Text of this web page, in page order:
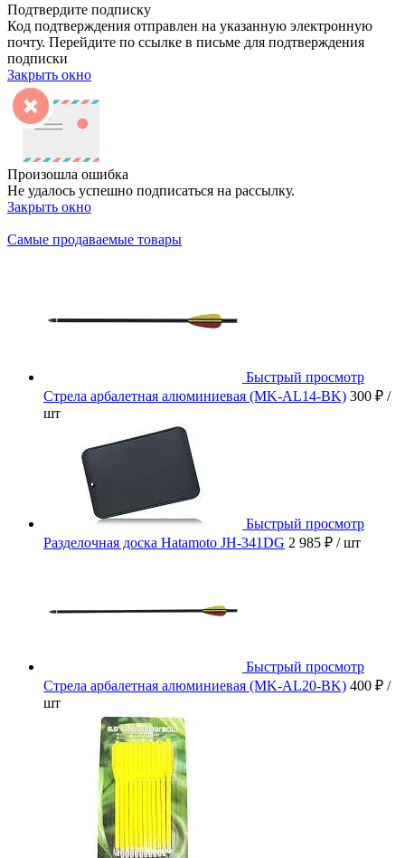
Подтвердите подписку
Код подтверждения отправлен на указанную электронную
почту. Перейдите по ссылке в письме для подтверждения
подписки
Закрыть окно
Произошла ошибка
Не удалось успешно подписаться на рассылку.
Закрыть окно
Самые продаваемые товары
Быстрый просмотр
Стрела арбалетная алюминиевая (MK-AL14-BK) 300 ₽ /
шт
Быстрый просмотр
Разделочная доска Hatamoto JH-341DG 2 985 ₽ / шт
Быстрый просмотр
Стрела арбалетная алюминиевая (MK-AL20-BK) 400 ₽ /
шт